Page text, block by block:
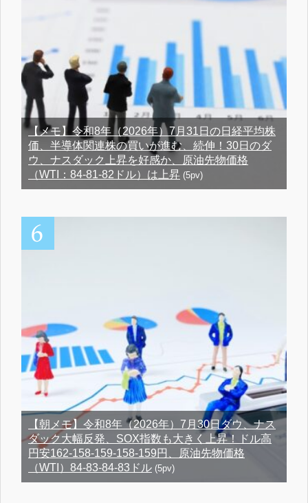
【メモ】令和8年（2026年）7月31日の日経平均株
価、半導体関連株の買いが進む、続伸！30日のダ
ウ、ナスダック上昇を好感か、原油先物価格
（WTI：84-81-82ドル）は上昇 (5pv)
【朝メモ】令和8年（2026年）7月30日ダウ、ナス
ダック大幅反発、SOX指数も大きく上昇！ドル高
円安162-158-159-158-159円、原油先物価格
（WTI）84-83-84-83ドル (5pv)